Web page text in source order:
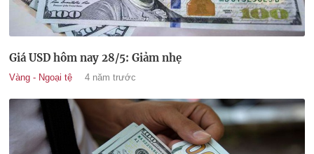
Giá USD hôm nay 28/5: Giảm nhẹ
Vàng - Ngoại tệ 4 năm trước